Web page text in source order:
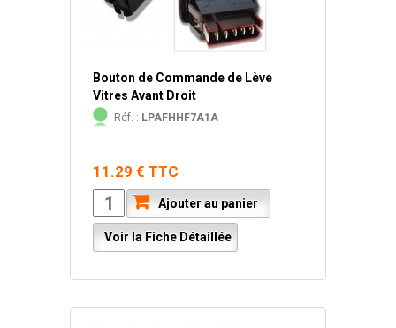
Bouton de Commande de Lève
Vitres Avant Droit
Réf. : LPAFHHF7A1A
11.29 € TTC
Ajouter au panier
Voir la Fiche Détaillée